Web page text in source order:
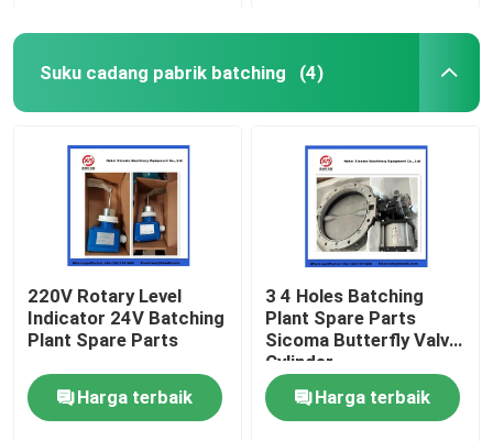
Suku cadang pabrik batching (4)
220V Rotary Level
Indicator 24V Batching
Plant Spare Parts
Harga terbaik
3 4 Holes Batching
Plant Spare Parts
Sicoma Butterfly Valve
Cylinder
Electropneumatic
Actuator Cylinder
Harga terbaik